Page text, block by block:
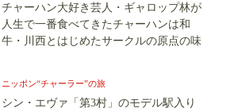
チャーハン大好き芸人・ギャロップ林が
人生で一番食べてきたチャーハンは和
牛・川西とはじめたサークルの原点の味
ニッポン“チャーラー”の旅
シン・エヴァ「第3村」のモデル駅入り